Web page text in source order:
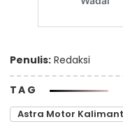
Penulis: Redaksi
TAG
Astra Motor